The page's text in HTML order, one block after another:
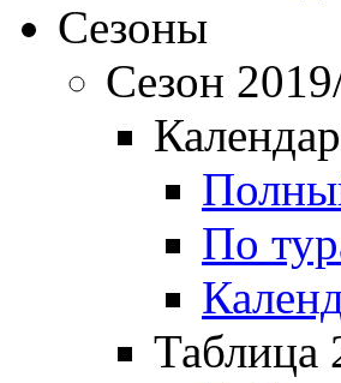
Сезоны
Сезон
По
Таблица